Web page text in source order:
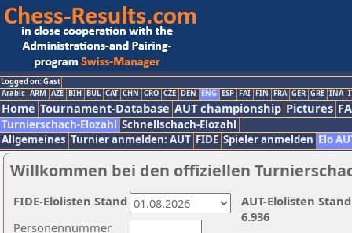
Logged on: Gast
Arabic ARM AZE BIH BUL CAT CHN CRO CZE DEN ENG ESP FAI FIN FRA GER GRE INA
Home Tournament-Database AUT championship Pictures
Turnierschach-Elozahl Schnellschach-Elozahl
Allgemeines Turnier anmelden: AUT FIDE Spieler anmelden Elo
Willkommen bei den offiziellen
Personennummer
AUT-Elolisten
6.936
FIDE-Elolisten Stand